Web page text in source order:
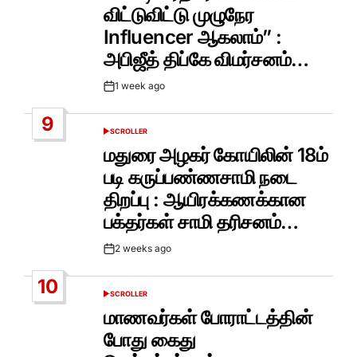
விட்டுவிட்டு முழுநேர
Influencer ஆகலாம்” :
அபிஜீத் திப்கே விமர்சனம்…
Post1 week ago
9
POSTED
SCROLLER
மதுரை அழகர் கோயிலின் 18ம்
படி கருப்பண்ணசாமி நடை
திறப்பு : ஆயிரக்கணக்கான
பக்தர்கள் சாமி தரிசனம்…
Post2 weeks ago
10
POSTED
SCROLLER
மாணவர்கள் போராட்டத்தின்
போது கைது